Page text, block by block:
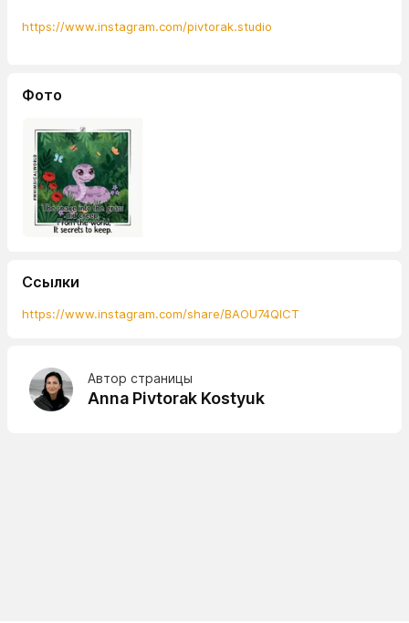
https://www.instagram.com/pivtorak.studio
Фото
Ссылки
https://www.instagram.com/share/BAOU74QICT
Автор страницы
Anna Pivtorak Kostyuk